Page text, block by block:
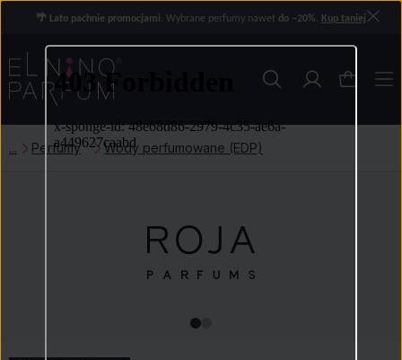
🌴 Lato pachnie promocjami. Wybrane perfumy nawet do −20%. Kup taniej
Perfumy Wody perfumowane (EDP)